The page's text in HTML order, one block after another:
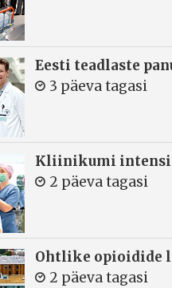
Eesti teadlaste
3 päeva tagasi
Kliinikumi
2 päeva tagasi
Ohtlike opioidide
2 päeva tagasi